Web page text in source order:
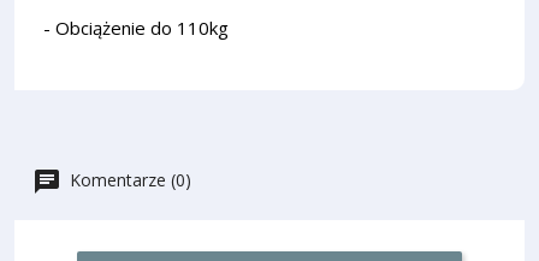
- Obciążenie do 110kg
Komentarze (0)